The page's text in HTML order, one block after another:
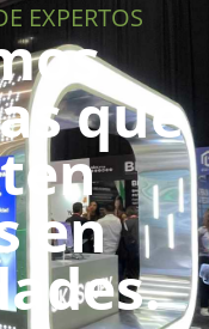
EXPERTOS
que
en